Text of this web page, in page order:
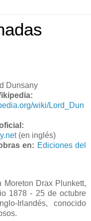
Dunsany
wiki/Lord_Dun
(en inglés)
en: Ediciones del
Moreton Drax Plunkett,
1878 - 25 de octubre
Irlandés, conocido